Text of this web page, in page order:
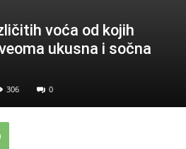
voća od kojih
ukusna i sočna
306 0